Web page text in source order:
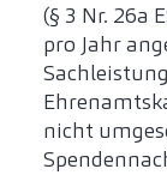
(§ 3 Nr. 26a
pro Jahr
nicht